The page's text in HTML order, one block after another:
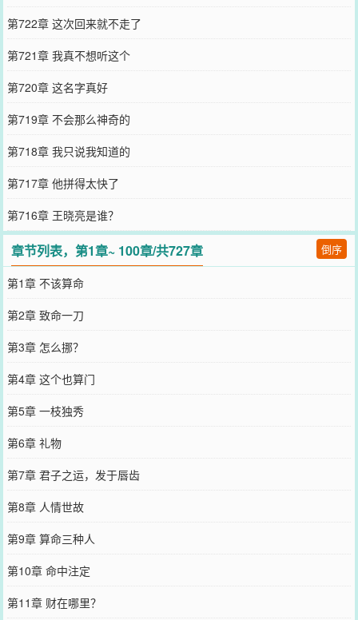
第722章 这次回来就不走了
第721章 我真不想听这个
第720章 这名字真好
第719章 不会那么神奇的
第718章 我只说我知道的
第717章 他拼得太快了
第716章 王晓亮是谁？
章节列表，第1章~ 100章/共727章 倒序
第1章 不该算命
第2章 致命一刀
第3章 怎么挪？
第4章 这个也算门
第5章 一枝独秀
第6章 礼物
第7章 君子之运，发于唇齿
第8章 人情世故
第9章 算命三种人
第10章 命中注定
第11章 财在哪里？